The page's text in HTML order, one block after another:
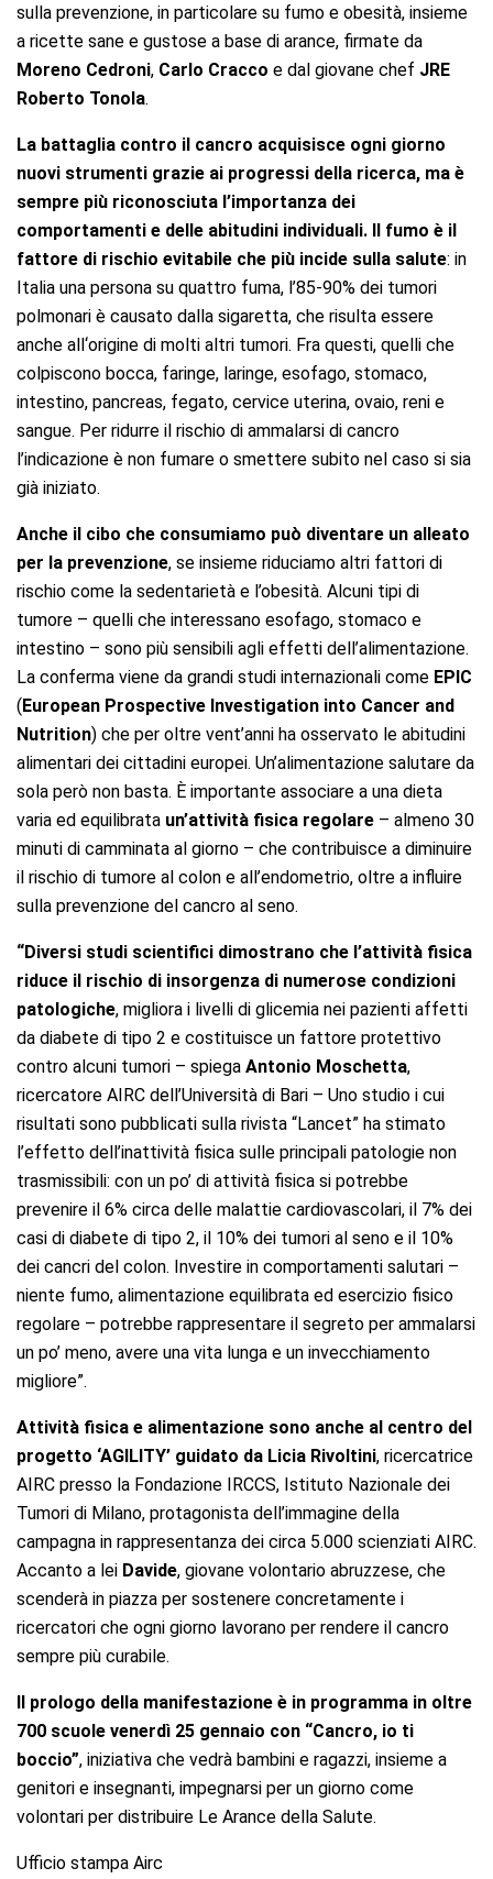
sulla prevenzione, in particolare su fumo e obesità, insieme
a ricette sane e gustose a base di arance, firmate da
Moreno Cedroni, Carlo Cracco e dal giovane chef JRE
Roberto Tonola.
La battaglia contro il cancro acquisisce ogni giorno
nuovi strumenti grazie ai progressi della ricerca, ma è
sempre più riconosciuta l’importanza dei
comportamenti e delle abitudini individuali. Il fumo è il
fattore di rischio evitabile che più incide sulla salute: in
Italia una persona su quattro fuma, l’85-90% dei tumori
polmonari è causato dalla sigaretta, che risulta essere
anche all‘origine di molti altri tumori. Fra questi, quelli che
colpiscono bocca, faringe, laringe, esofago, stomaco,
intestino, pancreas, fegato, cervice uterina, ovaio, reni e
sangue. Per ridurre il rischio di ammalarsi di cancro
l’indicazione è non fumare o smettere subito nel caso si sia
già iniziato.
Anche il cibo che consumiamo può diventare un alleato
per la prevenzione, se insieme riduciamo altri fattori di
rischio come la sedentarietà e l’obesità. Alcuni tipi di
tumore – quelli che interessano esofago, stomaco e
intestino – sono più sensibili agli effetti dell’alimentazione.
La conferma viene da grandi studi internazionali come EPIC
(European Prospective Investigation into Cancer and
Nutrition) che per oltre vent’anni ha osservato le abitudini
alimentari dei cittadini europei. Un’alimentazione salutare da
sola però non basta. È importante associare a una dieta
varia ed equilibrata un’attività fisica regolare – almeno 30
minuti di camminata al giorno – che contribuisce a diminuire
il rischio di tumore al colon e all’endometrio, oltre a influire
sulla prevenzione del cancro al seno.
“Diversi studi scientifici dimostrano che l’attività fisica
riduce il rischio di insorgenza di numerose condizioni
patologiche, migliora i livelli di glicemia nei pazienti affetti
da diabete di tipo 2 e costituisce un fattore protettivo
contro alcuni tumori – spiega Antonio Moschetta,
ricercatore AIRC dell’Università di Bari – Uno studio i cui
risultati sono pubblicati sulla rivista “Lancet” ha stimato
l’effetto dell’inattività fisica sulle principali patologie non
trasmissibili: con un po’ di attività fisica si potrebbe
prevenire il 6% circa delle malattie cardiovascolari, il 7% dei
casi di diabete di tipo 2, il 10% dei tumori al seno e il 10%
dei cancri del colon. Investire in comportamenti salutari –
niente fumo, alimentazione equilibrata ed esercizio fisico
regolare – potrebbe rappresentare il segreto per ammalarsi
un po’ meno, avere una vita lunga e un invecchiamento
migliore”.
Attività fisica e alimentazione sono anche al centro del
progetto ‘AGILITY’ guidato da Licia Rivoltini, ricercatrice
AIRC presso la Fondazione IRCCS, Istituto Nazionale dei
Tumori di Milano, protagonista dell’immagine della
campagna in rappresentanza dei circa 5.000 scienziati AIRC.
Accanto a lei Davide, giovane volontario abruzzese, che
scenderà in piazza per sostenere concretamente i
ricercatori che ogni giorno lavorano per rendere il cancro
sempre più curabile.
Il prologo della manifestazione è in programma in oltre
700 scuole venerdì 25 gennaio con “Cancro, io ti
boccio”, iniziativa che vedrà bambini e ragazzi, insieme a
genitori e insegnanti, impegnarsi per un giorno come
volontari per distribuire Le Arance della Salute.
Ufficio stampa Airc